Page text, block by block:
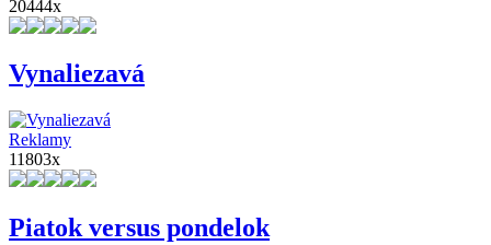
20444x
Vynaliezavá
Reklamy
11803x
Piatok versus pondelok